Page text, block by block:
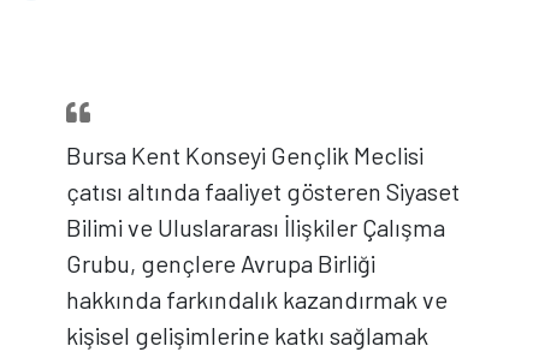
Bursa Kent Konseyi Gençlik Meclisi
çatısı altında faaliyet gösteren Siyaset
Bilimi ve Uluslararası İlişkiler Çalışma
Grubu, gençlere Avrupa Birliği
hakkında farkındalık kazandırmak ve
kişisel gelişimlerine katkı sağlamak